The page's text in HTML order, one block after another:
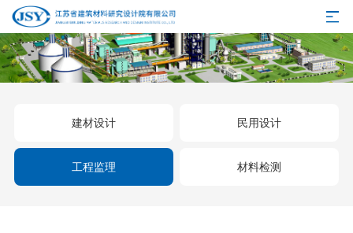
建材设计 民用设计
工程监理 材料检测